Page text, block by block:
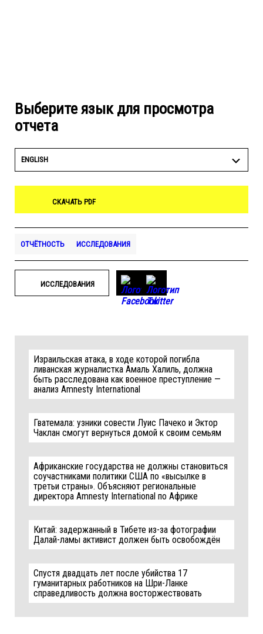
Выберите язык для просмотра
отчета
ENGLISH
СКАЧАТЬ PDF
ОТЧЁТНОСТЬ ИССЛЕДОВАНИЯ
ИССЛЕДОВАНИЯ
Израильская атака, в ходе которой погибла
ливанская журналистка Амаль Халиль, должна
быть расследована как военное преступление —
анализ Amnesty International
Гватемала: узники совести Луис Пачеко и Эктор
Чаклан смогут вернуться домой к своим семьям
Африканские государства не должны становиться
соучастниками политики США по «высылке в
третьи страны». Объясняют региональные
директора Amnesty International по Африке
Китай: задержанный в Тибете из-за фотографии
Далай-ламы активист должен быть освобождён
Спустя двадцать лет после убийства 17
гуманитарных работников на Шри-Ланке
справедливость должна восторжествовать